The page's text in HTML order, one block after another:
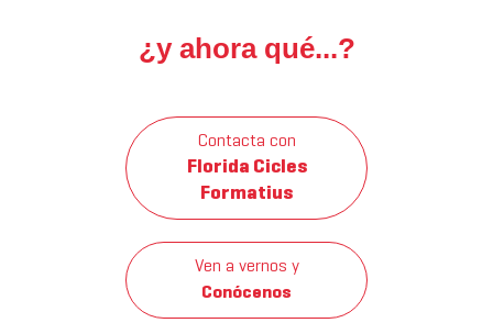
¿y ahora qué...?
Contacta con
Florida Cicles
Formatius
Ven a vernos y
Conócenos